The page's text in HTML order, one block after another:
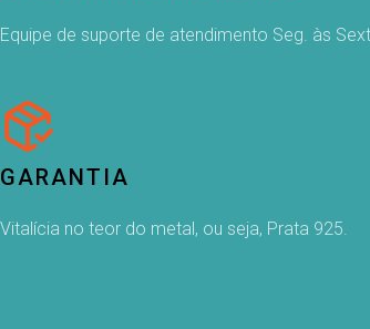
Equipe de suporte de atendimento Seg. às
GARANTIA
Vitalícia no teor do metal, ou seja, Prata 925.